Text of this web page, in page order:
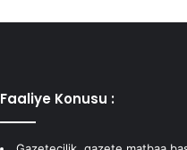
Faaliye Konusu :